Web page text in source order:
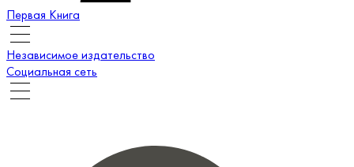
Первая Книга
Независимое издательство
Социальная сеть